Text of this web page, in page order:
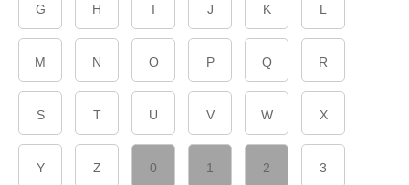
G H I J K L
M N O P Q R
S T U V W X
Y Z 0 1 2 3